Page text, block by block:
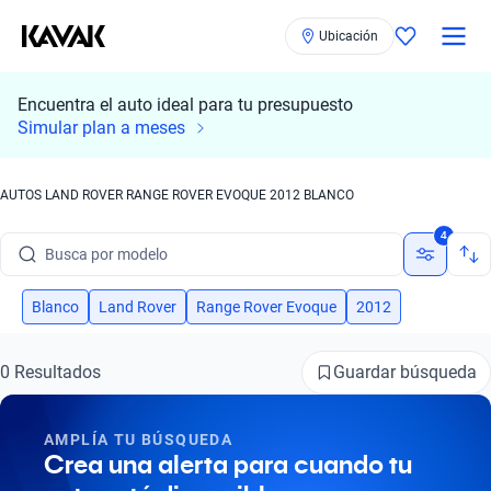
Ubicación
Encuentra el auto ideal para tu presupuesto
Simular plan a meses
AUTOS LAND ROVER RANGE ROVER EVOQUE 2012 BLANCO
Busca por modelo
Busca por versión
Busca por marca
Busca por modelo
4
Blanco Land Rover Range Rover Evoque 2012
0 Resultados Guardar búsqueda
AMPLÍA TU BÚSQUEDA
Crea una alerta para cuando tu